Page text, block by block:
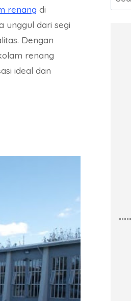
renang di
unggul dari segi
Dengan
renang
ideal dan
for: